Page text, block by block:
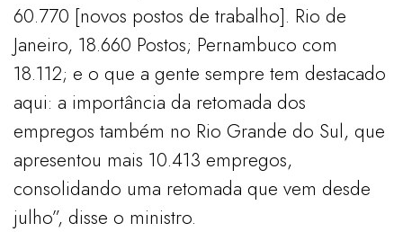
60.770 [novos postos de trabalho]. Rio de
Janeiro, 18.660 Postos; Pernambuco com
18.112; e o que a gente sempre tem destacado
aqui: a importância da retomada dos
empregos também no Rio Grande do Sul, que
apresentou mais 10.413 empregos,
consolidando uma retomada que vem desde
julho”, disse o ministro.